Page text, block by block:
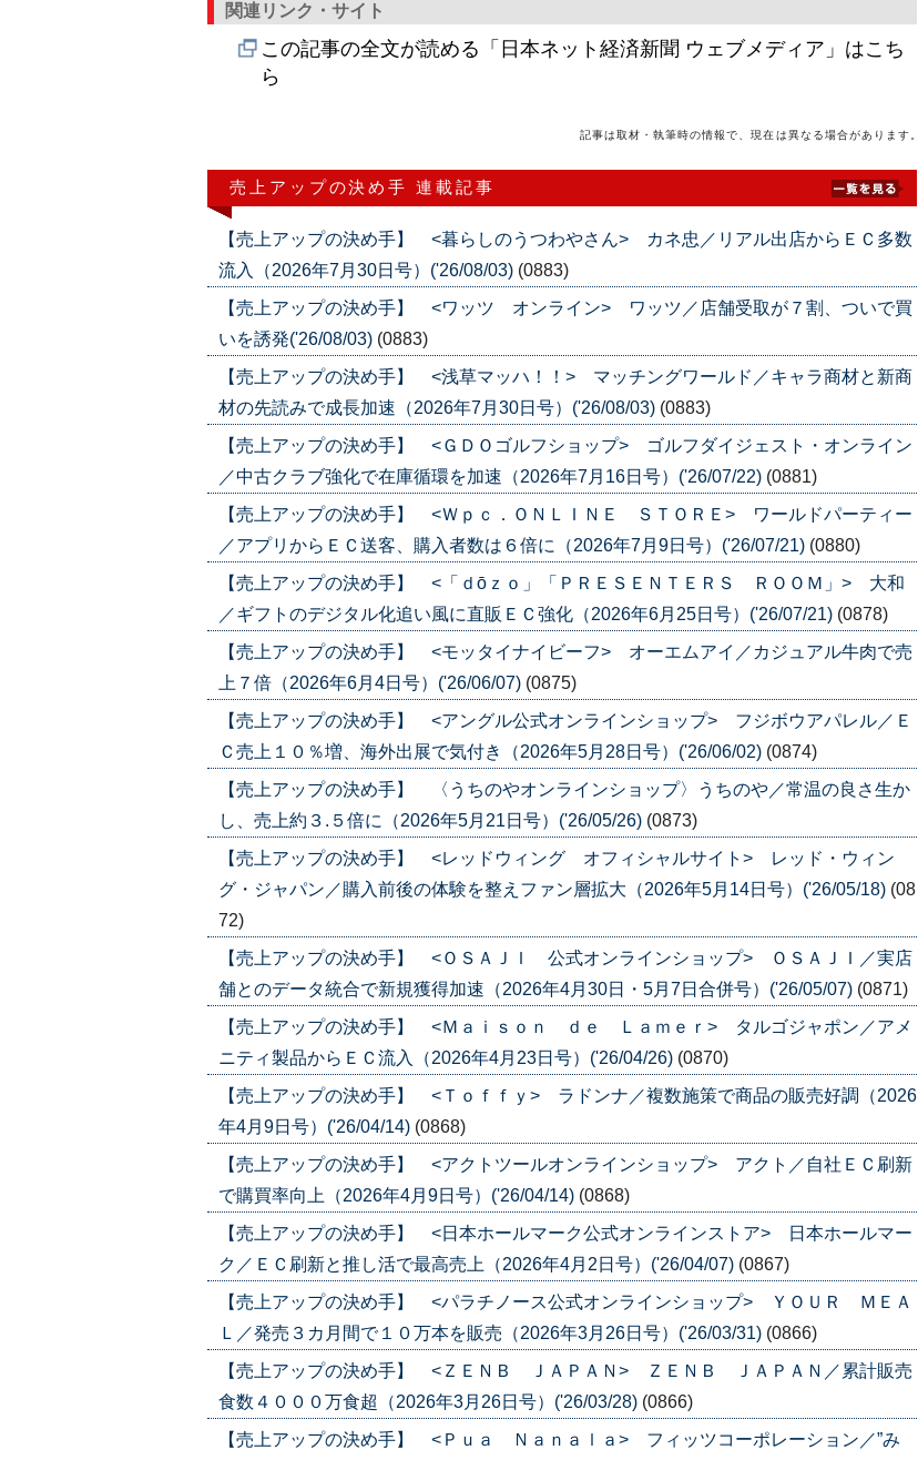
関連リンク・サイト
この記事の全文が読める「日本ネット経済新聞 ウェブメディア」はこち
ら
記事は取材・執筆時の情報で、現在は異なる場合があります。
売上アップの決め手 連載記事
【売上アップの決め手】 <暮らしのうつわやさん> カネ忠／リアル出店からＥＣ多数
流入（2026年7月30日号）('26/08/03) (0883)
【売上アップの決め手】 <ワッツ オンライン> ワッツ／店舗受取が７割、ついで買
いを誘発('26/08/03) (0883)
【売上アップの決め手】 <浅草マッハ！！> マッチングワールド／キャラ商材と新商
材の先読みで成長加速（2026年7月30日号）('26/08/03) (0883)
【売上アップの決め手】 <ＧＤＯゴルフショップ> ゴルフダイジェスト・オンライン
／中古クラブ強化で在庫循環を加速（2026年7月16日号）('26/07/22) (0881)
【売上アップの決め手】 <Ｗｐｃ．ＯＮＬＩＮＥ ＳＴＯＲＥ> ワールドパーティー
／アプリからＥＣ送客、購入者数は６倍に（2026年7月9日号）('26/07/21) (0880)
【売上アップの決め手】 <「ｄōｚｏ」「ＰＲＥＳＥＮＴＥＲＳ ＲＯＯＭ」> 大和
／ギフトのデジタル化追い風に直販ＥＣ強化（2026年6月25日号）('26/07/21) (0878)
【売上アップの決め手】 <モッタイナイビーフ> オーエムアイ／カジュアル牛肉で売
上７倍（2026年6月4日号）('26/06/07) (0875)
【売上アップの決め手】 <アングル公式オンラインショップ> フジボウアパレル／Ｅ
Ｃ売上１０％増、海外出展で気付き（2026年5月28日号）('26/06/02) (0874)
【売上アップの決め手】 〈うちのやオンラインショップ〉うちのや／常温の良さ生か
し、売上約３.５倍に（2026年5月21日号）('26/05/26) (0873)
【売上アップの決め手】 <レッドウィング オフィシャルサイト> レッド・ウィン
グ・ジャパン／購入前後の体験を整えファン層拡大（2026年5月14日号）('26/05/18) (08
72)
【売上アップの決め手】 <ＯＳＡＪＩ 公式オンラインショップ> ＯＳＡＪＩ／実店
舗とのデータ統合で新規獲得加速（2026年4月30日・5月7日合併号）('26/05/07) (0871)
【売上アップの決め手】 <Ｍａｉｓｏｎ ｄｅ Ｌａｍｅｒ> タルゴジャポン／アメ
ニティ製品からＥＣ流入（2026年4月23日号）('26/04/26) (0870)
【売上アップの決め手】 <Ｔｏｆｆｙ> ラドンナ／複数施策で商品の販売好調（2026
年4月9日号）('26/04/14) (0868)
【売上アップの決め手】 <アクトツールオンラインショップ> アクト／自社ＥＣ刷新
で購買率向上（2026年4月9日号）('26/04/14) (0868)
【売上アップの決め手】 <日本ホールマーク公式オンラインストア> 日本ホールマー
ク／ＥＣ刷新と推し活で最高売上（2026年4月2日号）('26/04/07) (0867)
【売上アップの決め手】 <パラチノース公式オンラインショップ> ＹＯＵＲ ＭＥＡ
Ｌ／発売３カ月間で１０万本を販売（2026年3月26日号）('26/03/31) (0866)
【売上アップの決め手】 <ＺＥＮＢ ＪＡＰＡＮ> ＺＥＮＢ ＪＡＰＡＮ／累計販売
食数４０００万食超（2026年3月26日号）('26/03/28) (0866)
【売上アップの決め手】 <Ｐｕａ Ｎａｎａｌａ> フィッツコーポレーション／”み